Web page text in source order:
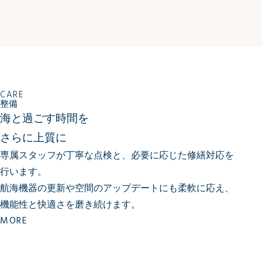
CARE
整備
海と過ごす時間を
さらに上質に
専属スタッフが丁寧な点検と、必要に応じた修繕対応を
行います。
航海機器の更新や空間のアップデートにも柔軟に応え、
機能性と快適さを磨き続けます。
MORE